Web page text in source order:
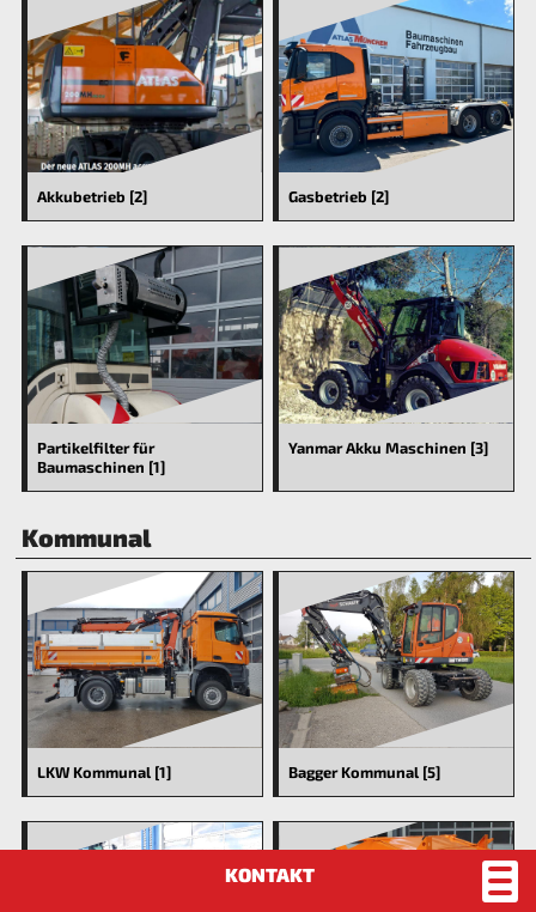
Akkubetrieb [2] Gasbetrieb [2]
Partikelfilter für
Baumaschinen [1]
Yanmar Akku Maschinen [3]
Kommunal
LKW Kommunal [1] Bagger Kommunal [5]